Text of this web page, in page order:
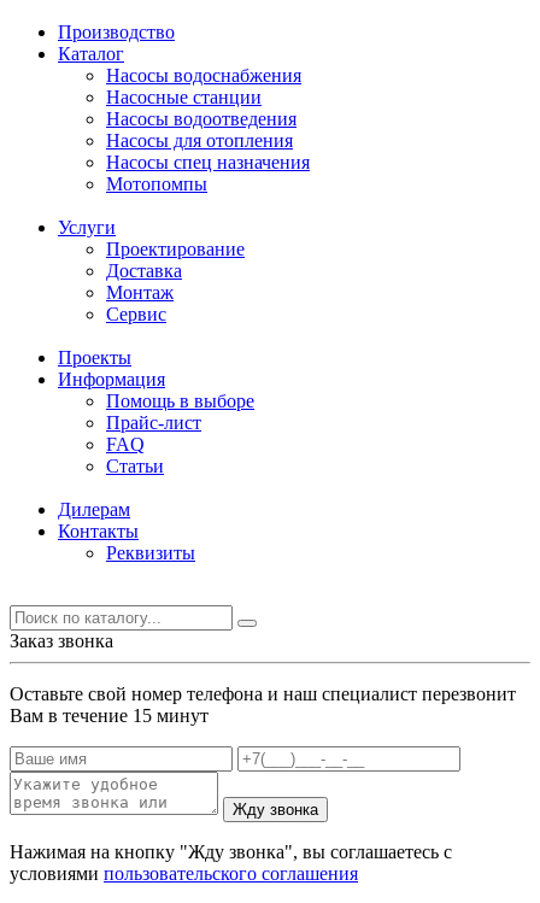
Производство
Каталог
Насосы водоснабжения
Насосные станции
Насосы водоотведения
Насосы для отопления
Насосы спец назначения
Мотопомпы
Услуги
Проектирование
Доставка
Монтаж
Сервис
Проекты
Информация
Помощь в выборе
Прайс-лист
FAQ
Статьи
Дилерам
Контакты
Реквизиты
Заказ звонка
Оставьте свой номер телефона и наш специалист перезвонит
Вам в течение 15 минут
Жду звонка
Нажимая на кнопку "Жду звонка", вы соглашаетесь с
условиями пользовательского соглашения